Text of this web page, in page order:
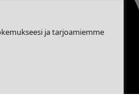
ja tarjoamiemme